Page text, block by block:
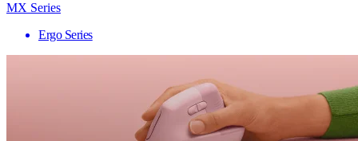
MX Series
Ergo Series